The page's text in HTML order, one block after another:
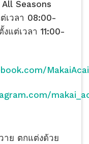
Seasons
เวลา 08:00-
แต่เวลา 11:00-
าย ตกแต่งด้วย